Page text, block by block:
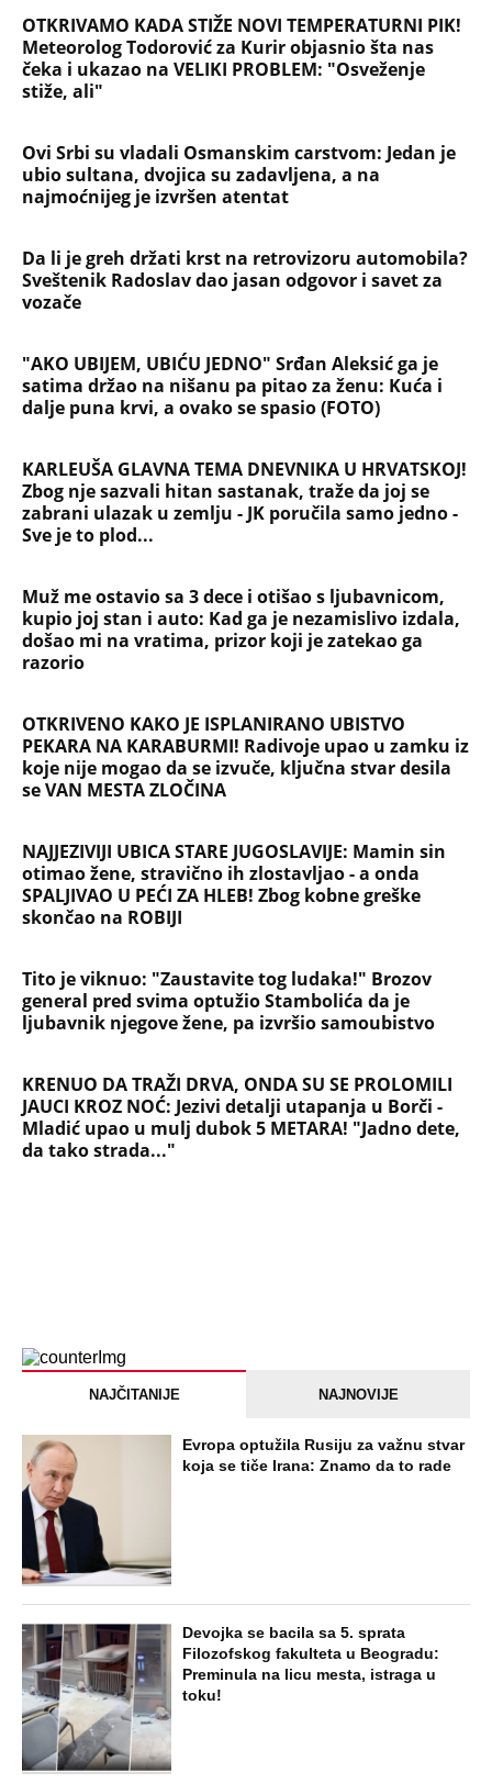
OTKRIVAMO KADA STIŽE NOVI TEMPERATURNI PIK!
Meteorolog Todorović za Kurir objasnio šta nas
čeka i ukazao na VELIKI PROBLEM: "Osveženje
stiže, ali"
Ovi Srbi su vladali Osmanskim carstvom: Jedan je
ubio sultana, dvojica su zadavljena, a na
najmoćnijeg je izvršen atentat
Da li je greh držati krst na retrovizoru automobila?
Sveštenik Radoslav dao jasan odgovor i savet za
vozače
"AKO UBIJEM, UBIĆU JEDNO" Srđan Aleksić ga je
satima držao na nišanu pa pitao za ženu: Kuća i
dalje puna krvi, a ovako se spasio (FOTO)
KARLEUŠA GLAVNA TEMA DNEVNIKA U HRVATSKOJ!
Zbog nje sazvali hitan sastanak, traže da joj se
zabrani ulazak u zemlju - JK poručila samo jedno -
Sve je to plod...
Muž me ostavio sa 3 dece i otišao s ljubavnicom,
kupio joj stan i auto: Kad ga je nezamislivo izdala,
došao mi na vratima, prizor koji je zatekao ga
razorio
OTKRIVENO KAKO JE ISPLANIRANO UBISTVO
PEKARA NA KARABURMI! Radivoje upao u zamku iz
koje nije mogao da se izvuče, ključna stvar desila
se VAN MESTA ZLOČINA
NAJJEZIVIJI UBICA STARE JUGOSLAVIJE: Mamin sin
otimao žene, stravično ih zlostavljao - a onda
SPALJIVAO U PEĆI ZA HLEB! Zbog kobne greške
skončao na ROBIJI
Tito je viknuo: "Zaustavite tog ludaka!" Brozov
general pred svima optužio Stambolića da je
ljubavnik njegove žene, pa izvršio samoubistvo
KRENUO DA TRAŽI DRVA, ONDA SU SE PROLOMILI
JAUCI KROZ NOĆ: Jezivi detalji utapanja u Borči -
Mladić upao u mulj dubok 5 METARA! "Jadno dete,
da tako strada..."
NAJČITANIJE NAJNOVIJE
Evropa optužila Rusiju za važnu stvar
koja se tiče Irana: Znamo da to rade
Devojka se bacila sa 5. sprata
Filozofskog fakulteta u Beogradu:
Preminula na licu mesta, istraga u
toku!